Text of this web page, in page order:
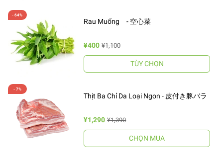
Rau Muống - 空心菜
¥400 ¥1,100
TÙY CHỌN
Thịt Ba Chỉ Da Loại Ngon - 皮付き豚バラ
¥1,290 ¥1,390
CHỌN MUA